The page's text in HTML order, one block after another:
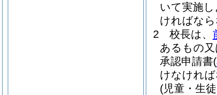
いて実施
ければな
2
校長は、
あるもの
承認申請書(
けなけれ
(児童・生